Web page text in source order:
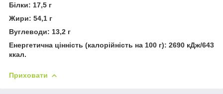
Білки: 17,5 г
Жири: 54,1 г
Вуглеводи: 13,2 г
Енергетична цінність (калорійність на 100 г): 2690 кДж/643
ккал.
Приховати